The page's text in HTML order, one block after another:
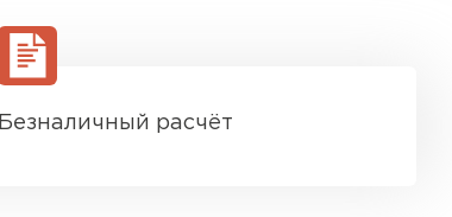
Безналичный расчёт